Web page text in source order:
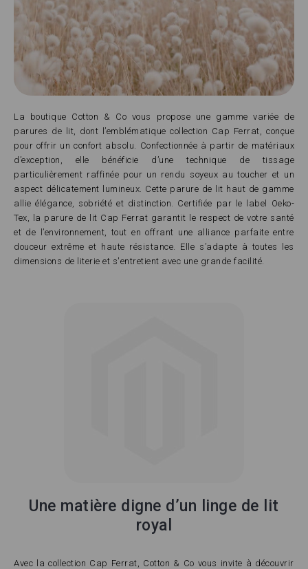
La boutique Cotton & Co vous propose une gamme variée de
parures de lit, dont l’emblématique collection Cap Ferrat, conçue
pour offrir un confort absolu. Confectionnée à partir de matériaux
d’exception, elle bénéficie d’une technique de tissage
particulièrement raffinée pour un rendu soyeux au toucher et un
aspect délicatement lumineux. Cette parure de lit haut de gamme
allie élégance, sobriété et distinction. Certifiée par le label Oeko-
Tex, la parure de lit Cap Ferrat garantit le respect de votre santé
et de l’environnement, tout en offrant une alliance parfaite entre
douceur extrême et haute résistance. Elle s’adapte à toutes les
dimensions de literie et s'entretient avec une grande facilité.
Une matière digne d’un linge de lit
royal
Avec la collection Cap Ferrat, Cotton & Co vous invite à découvrir